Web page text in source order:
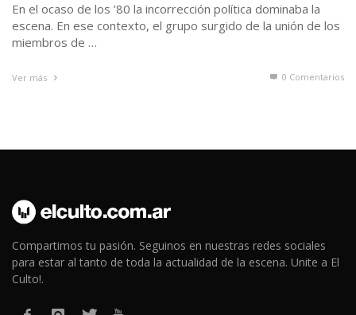
En el ocaso de los ’80 la incorrección política dominaba la
escena. En ese contexto, el grupo surgido de la unión de los
miembros de …
Ver más 0 Comentarios
Compartimos tu pasión. Seguinos en nuestras redes sociales
para estar al tanto de toda la actualidad de la escena. Unite a El
Culto!.